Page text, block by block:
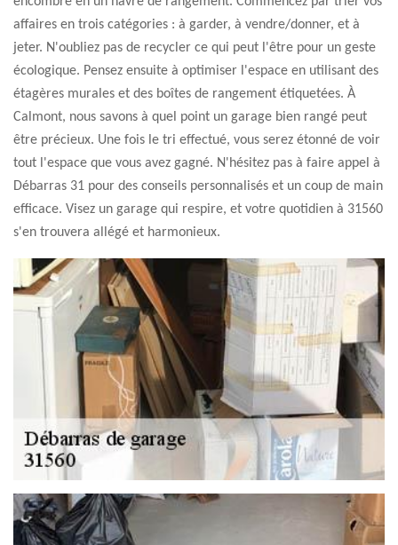
affaires en trois catégories : à garder, à vendre/donner, et à
jeter. N'oubliez pas de recycler ce qui peut l'être pour un geste
écologique. Pensez ensuite à optimiser l'espace en utilisant des
étagères murales et des boîtes de rangement étiquetées. À
Calmont, nous savons à quel point un garage bien rangé peut
être précieux. Une fois le tri effectué, vous serez étonné de voir
tout l'espace que vous avez gagné. N'hésitez pas à faire appel à
Débarras 31 pour des conseils personnalisés et un coup de main
efficace. Visez un garage qui respire, et votre quotidien à 31560
s'en trouvera allégé et harmonieux.